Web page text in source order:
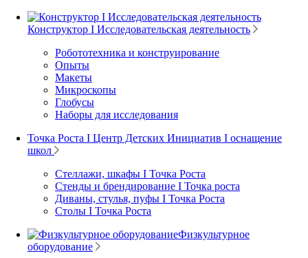
Конструктор I Исследовательская деятельность
Робототехника и конструирование
Опыты
Макеты
Микроскопы
Глобусы
Наборы для исследования
Точка Роста I Центр Детских Инициатив I оснащение
школ
Стеллажи, шкафы I Точка Роста
Стенды и брендирование I Точка роста
Диваны, стулья, пуфы I Точка Роста
Столы I Точка Роста
Физкультурное
оборудование